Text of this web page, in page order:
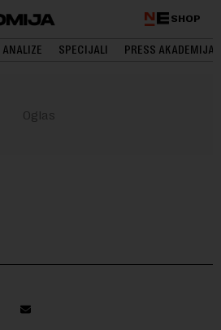
SHOP
SPECIJALI PRESS AKADEMIJA